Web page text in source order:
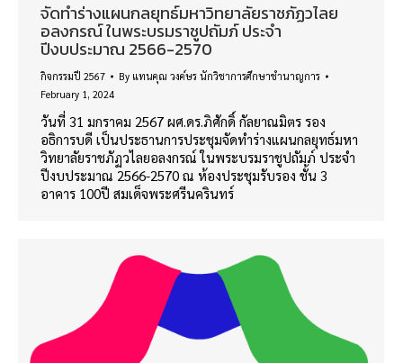
จัดทำร่างแผนกลยุทธ์มหาวิทยาลัยราชภัฏวไลย
อลงกรณ์ ในพระบรมราชูปถัมภ์ ประจำ
ปีงบประมาณ 2566-2570
กิจกรรมปี 2567 By แทนคุณ วงค์ษร นักวิชาการศึกษาชำนาญการ
February 1, 2024
วันที่ 31 มกราคม 2567 ผศ.ดร.ภิศักดิ์ กัลยาณมิตร รอง
อธิการบดี เป็นประธานการประชุมจัดทำร่างแผนกลยุทธ์มหา
วิทยาลัยราชภัฏวไลยอลงกรณ์ ในพระบรมราชูปถัมภ์ ประจำ
ปีงบประมาณ 2566-2570 ณ ห้องประชุมรับรอง ชั้น 3
อาคาร 100ปี สมเด็จพระศรีนครินทร์